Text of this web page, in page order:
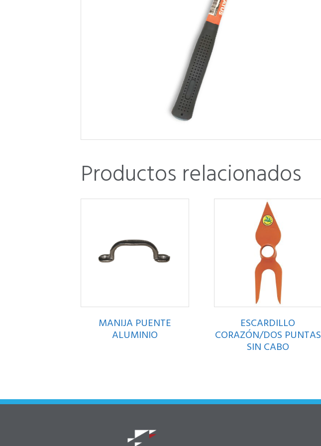
Productos relacionados
MANIJA PUENTE
ALUMINIO
ESCARDILLO
CORAZÓN/DOS PUNTAS
SIN CABO